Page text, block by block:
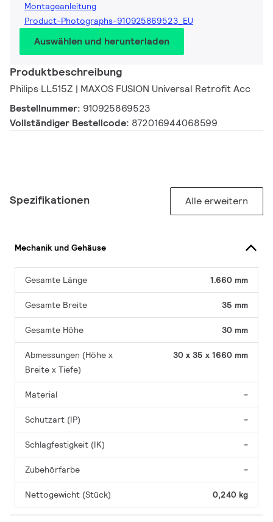
Montageanleitung
Product-Photographs-910925869523_EU
Auswählen und herunterladen
Produktbeschreibung
Philips LL515Z | MAXOS FUSION Universal Retrofit Acc
Bestellnummer: 910925869523
Vollständiger Bestellcode: 872016944068599
Spezifikationen Alle erweitern
Mechanik und Gehäuse
Gesamte Länge 1.660 mm
Gesamte Breite 35 mm
Gesamte Höhe 30 mm
Abmessungen (Höhe x
Breite x Tiefe)
30 x 35 x 1660 mm
Material -
Schutzart (IP) -
Schlagfestigkeit (IK) -
Zubehörfarbe -
Nettogewicht (Stück) 0,240 kg